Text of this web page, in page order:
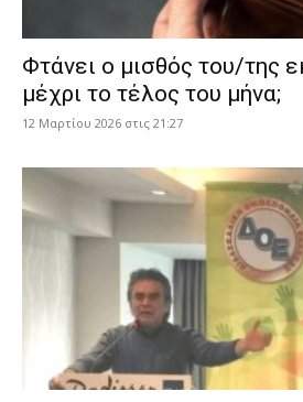
Φτάνει ο μισθός του/της
μέχρι το τέλος του μήνα;
12 Μαρτίου 2026 στις 21:27